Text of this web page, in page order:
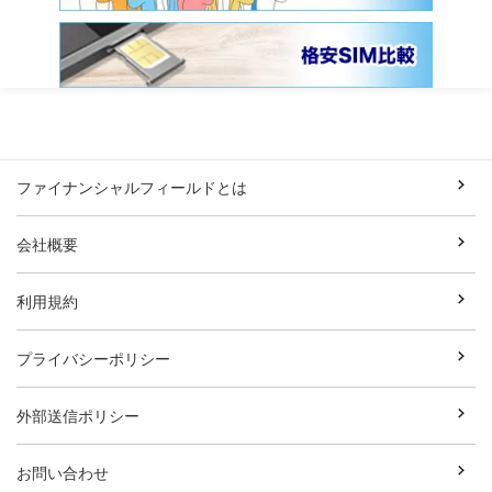
ファイナンシャルフィールドとは
会社概要
利用規約
プライバシーポリシー
外部送信ポリシー
お問い合わせ